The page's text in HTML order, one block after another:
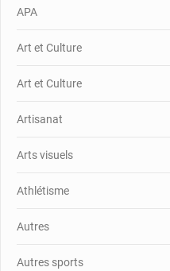
APA
Art et Culture
Art et Culture
Artisanat
Arts visuels
Athlétisme
Autres
Autres sports